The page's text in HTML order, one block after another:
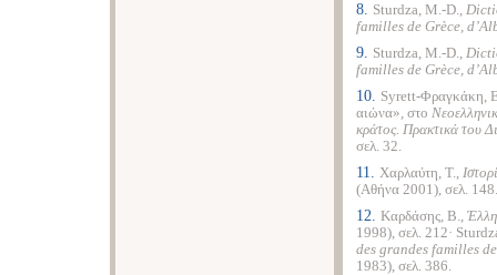
8. Sturdza, M.-D.,
familles de Grèce,
9. Sturdza, M.-D.,
familles de Grèce,
10. Syrett-Φραγκάκη,
αιώνα», στο
κράτος. Πρακτικά του
σελ. 32.
11. Χαρλαύτη, Τ.,
(Αθήνα 2001), σελ. 148.
12. Καρδάσης, Β.,
1998), σελ. 212·
des grandes familles
1983), σελ. 386.